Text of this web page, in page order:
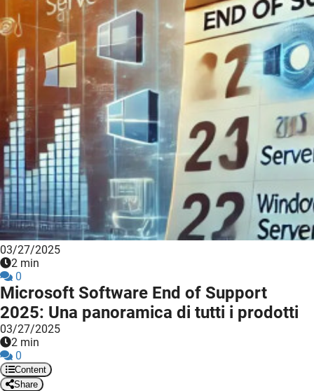
03/27/2025
2 min
0
Microsoft Software End of Support
2025: Una panoramica di tutti i prodotti
03/27/2025
2 min
0
Content
Share